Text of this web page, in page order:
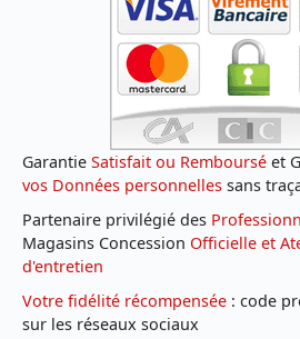
Garantie Satisfait ou Remboursé et
vos Données personnelles sans
Partenaire privilégié des
Magasins Concession Officielle et
d'entretien
Votre fidélité récompensée : code
sur les réseaux sociaux